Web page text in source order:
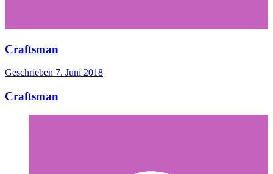
Craftsman
Geschrieben 7. Juni 2018
Craftsman